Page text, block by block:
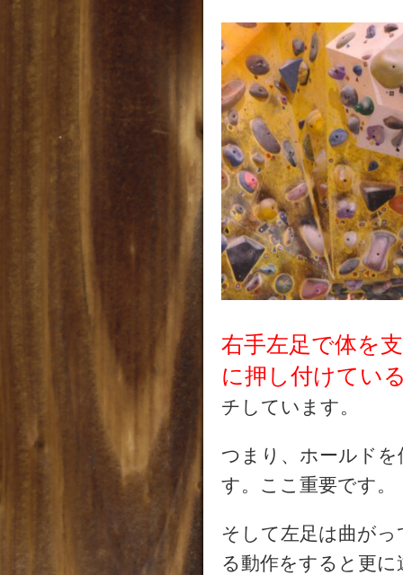
右手左足で体を
に押し付けてい
チしています。
つまり、ホールド
す。ここ重要です。
そして左足は曲が
る動作をすると更